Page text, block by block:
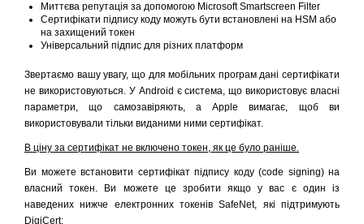
Миттєва репутація за допомогою Microsoft Smartscreen Filter
Сертифікати підпису коду можуть бути встановлені на HSM або
на захищений токен
Універсальний підпис для різних платформ
Звертаємо вашу увагу, що для мобільних програм дані сертифікати
не використовуються. У Android є система, що використовує власні
параметри, що самозавіряють, а Apple вимагає, щоб ви
використовували тільки виданими ними сертифікат.
В ціну за сертифікат не включено токен, як це було раніше.
Ви можете встановити сертифікат підпису коду (code signing) на
власний токен. Ви можете це зробити якщо у вас є один із
наведених нижче електронних токенів SafeNet, які підтримують
DigiCert: